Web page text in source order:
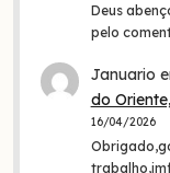
Deus
pelo
Januario
do
16/04/2026